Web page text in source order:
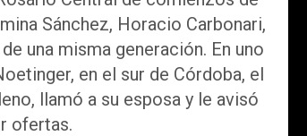
Sánchez, Horacio Carbonari,
una misma generación. En uno
en el sur de Córdoba, el
llamó a su esposa y le avisó
ofertas.